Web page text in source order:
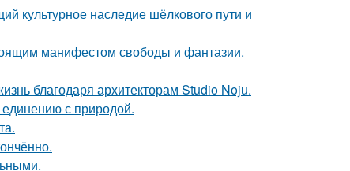
культурное наследие шёлкового пути и
манифестом свободы и фантазии.
благодаря архитекторам Studio Noju.
единению с природой.